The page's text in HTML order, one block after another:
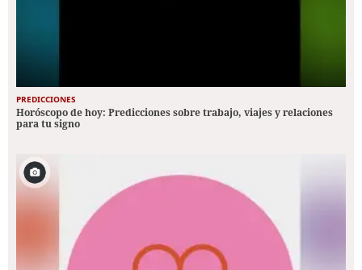
PREDICCIONES
Horóscopo de hoy: Predicciones sobre trabajo, viajes y relaciones
para tu signo